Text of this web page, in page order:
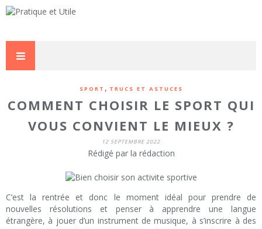
SPORT , TRUCS ET ASTUCES
COMMENT CHOISIR LE SPORT QUI
VOUS CONVIENT LE MIEUX ?
12 SEPTEMBRE 2022
Rédigé par la rédaction
C’est la rentrée et donc le moment idéal pour prendre de
nouvelles résolutions et penser à apprendre une langue
étrangère, à jouer d’un instrument de musique, à s’inscrire à des